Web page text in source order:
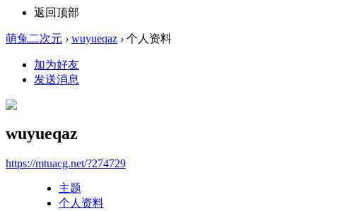
返回顶部
萌兔二次元 › wuyueqaz › 个人资料
加为好友
发送消息
wuyueqaz
https://mtuacg.net/?274729
主题
个人资料